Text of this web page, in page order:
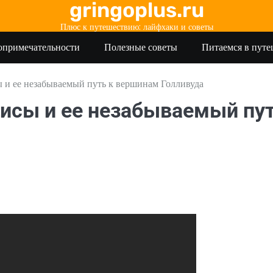
gringoplus.ru
Плюс к путешествию: лайфхаки и советы
Полезные советы Питаемся в
ее незабываемый путь к вершинам Голливуда
и ее незабываемый